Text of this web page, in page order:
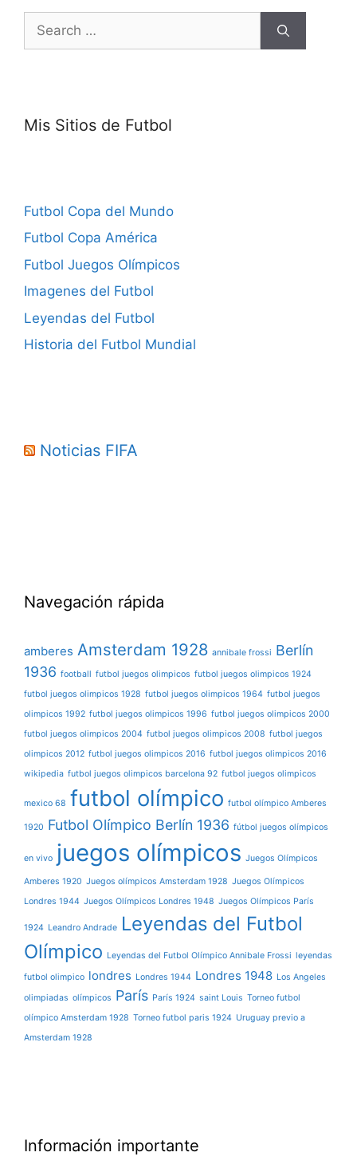
Search
for:
Mis Sitios de Futbol
Futbol Copa del Mundo
Futbol Copa América
Futbol Juegos Olímpicos
Imagenes del Futbol
Leyendas del Futbol
Historia del Futbol Mundial
Noticias FIFA
Navegación rápida
amberes Amsterdam 1928 annibale frossi Berlín
1936 football futbol juegos olimpicos futbol juegos olimpicos 1924
futbol juegos olimpicos 1928 futbol juegos olimpicos 1964 futbol juegos
olimpicos 1992 futbol juegos olimpicos 1996 futbol juegos olimpicos 2000
futbol juegos olimpicos 2004 futbol juegos olimpicos 2008 futbol juegos
olimpicos 2012 futbol juegos olimpicos 2016 futbol juegos olimpicos 2016
wikipedia futbol juegos olimpicos barcelona 92 futbol juegos olimpicos
mexico 68 futbol olímpico futbol olímpico Amberes
1920 Futbol Olímpico Berlín 1936 fútbol juegos olímpicos
en vivo juegos olímpicos Juegos Olímpicos
Amberes 1920 Juegos olímpicos Amsterdam 1928 Juegos Olímpicos
Londres 1944 Juegos Olímpicos Londres 1948 Juegos Olímpicos París
1924 Leandro Andrade Leyendas del Futbol
Olímpico Leyendas del Futbol Olímpico Annibale Frossi leyendas
futbol olimpico londres Londres 1944 Londres 1948 Los Angeles
olimpiadas olímpicos París París 1924 saint Louis Torneo futbol
olímpico Amsterdam 1928 Torneo futbol paris 1924 Uruguay previo a
Amsterdam 1928
Información importante